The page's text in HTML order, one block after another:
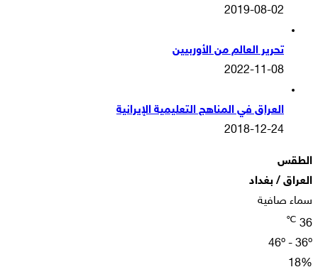
2019-08-02
تحرير العالم من الأوربيين
2022-11-08
العراق في المناهج التعليمية الإيرانية
2018-12-24
الطقس
العراق / بغداد
سماء صافية
36
℃
46º - 36º
18%